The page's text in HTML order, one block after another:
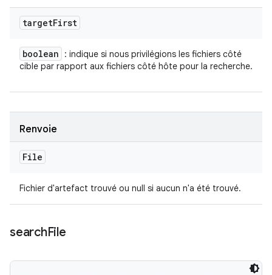
targetFirst
boolean
: indique si nous privilégions les fichiers côté
cible par rapport aux fichiers côté hôte pour la recherche.
Renvoie
File
Fichier d'artefact trouvé ou null si aucun n'a été trouvé.
searchFile